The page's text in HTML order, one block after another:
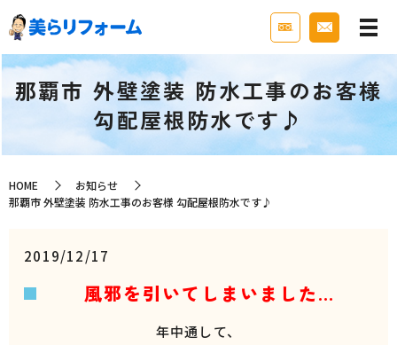
那覇市 外壁塗装 防水工事のお客様
勾配屋根防水です♪
HOME
お知らせ
那覇市 外壁塗装 防水工事のお客様 勾配屋根防水です♪
2019/12/17
風邪を引いてしまいました…
年中通して、